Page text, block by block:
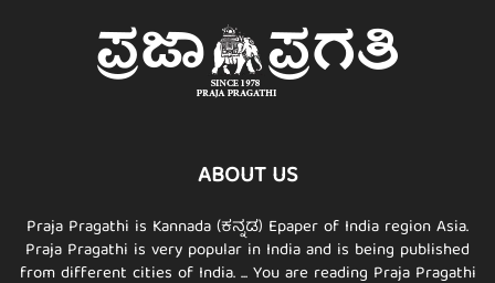
ABOUT US
Praja Pragathi is Kannada (ಕನ್ನಡ) Epaper of India region Asia.
Praja Pragathi is very popular in India and is being published
from different cities of India. ... You are reading Praja Pragathi